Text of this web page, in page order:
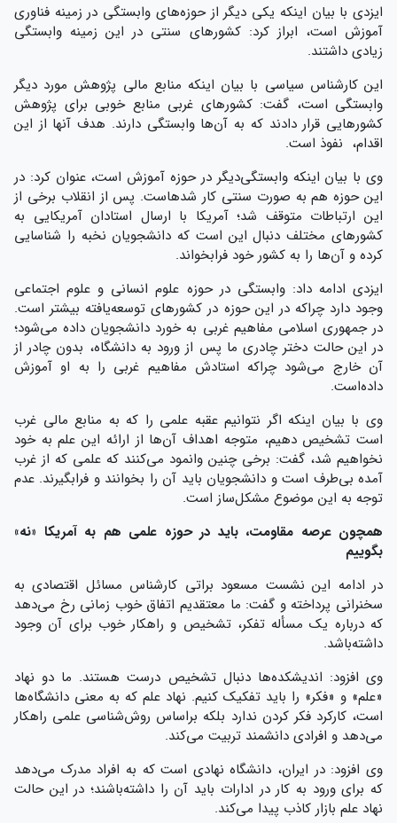
ایزدی با بیان اینکه یکی دیگر از حوزه‌های وابستگی در زمینه فناوری
آموزش است، ابراز کرد: کشورهای سنتی در این زمینه وابستگی
زیادی داشتند.
این کارشناس سیاسی با بیان اینکه منابع مالی پژوهش مورد دیگر
وابستگی است، گفت: کشورهای غربی منابع خوبی برای پژوهش
کشورهایی قرار دادند که به آن‌ها وابستگی دارند. هدف آنها از این
اقدام، نفوذ است.
وی با بیان اینکه وابستگی‌دیگر در حوزه آموزش است، عنوان کرد: در
این حوزه هم به صورت سنتی کار شده‎است. پس از انقلاب برخی از
این ارتباطات متوقف شد؛ آمریکا با ارسال استادان آمریکایی به
کشورهای مختلف دنبال این است که دانشجویان نخبه را شناسایی
کرده و آن‌ها را به کشور خود فرابخواند.
ایزدی ادامه داد: وابستگی در حوزه علوم انسانی و علوم اجتماعی
وجود دارد چراکه در این حوزه در کشورهای توسعه‌یافته بیشتر است.
در جمهوری اسلامی مفاهیم غربی به خورد دانشجویان داده می‌شود؛
در این حالت دختر چادری ما پس از ورود به دانشگاه، بدون چادر از
آن خارج می‌شود چراکه استادش مفاهیم غربی را به او آموزش
داده‌است.
وی با بیان اینکه اگر نتوانیم عقبه علمی را که به منابع مالی غرب
است تشخیص دهیم، متوجه اهداف آن‌ها از ارائه این علم به خود
نخواهیم شد، گفت: برخی چنین وانمود می‌کنند که علمی که از غرب
آمده بی‌طرف است و دانشجویان باید آن را بخوانند و فرابگیرند. عدم
توجه به این موضوع مشکل‌ساز است.
همچون عرصه مقاومت، باید در حوزه علمی هم به آمریکا «نه»
بگوییم
در ادامه این نشست مسعود براتی کارشناس مسائل اقتصادی به
سخنرانی پرداخته و گفت: ما معتقدیم اتفاق خوب زمانی رخ می‌دهد
که درباره یک مسأله تفکر، تشخیص و راهکار خوب برای آن وجود
داشته‌باشد.
وی افزود: اندیشکده‌ها دنبال تشخیص درست هستند. ما دو نهاد
«علم» و «فکر» را باید تفکیک کنیم. نهاد علم که به معنی دانشگاه‌ها
است، کارکرد فکر کردن ندارد بلکه براساس روش‌شناسی علمی راهکار
می‌دهد و افرادی دانشمند تربیت می‌کند.
وی افزود: در ایران، دانشگاه نهادی است که به افراد مدرک می‌دهد
که برای ورود به کار در ادارات باید آن را داشته‌باشند؛ در این حالت
نهاد علم بازار کاذب پیدا می‌کند.